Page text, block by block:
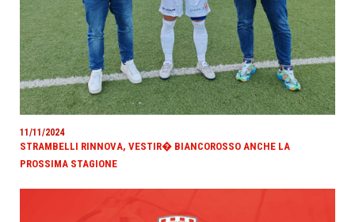
11/11/2024
STRAMBELLI RINNOVA, VESTIR� BIANCOROSSO ANCHE LA
PROSSIMA STAGIONE